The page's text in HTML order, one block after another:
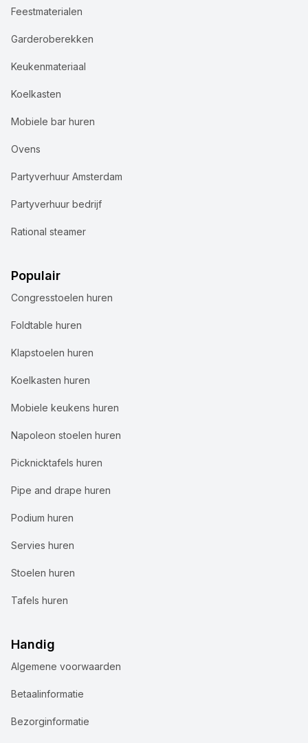
Feestmaterialen
Garderoberekken
Keukenmateriaal
Koelkasten
Mobiele bar huren
Ovens
Partyverhuur Amsterdam
Partyverhuur bedrijf
Rational steamer
Populair
Congresstoelen huren
Foldtable huren
Klapstoelen huren
Koelkasten huren
Mobiele keukens huren
Napoleon stoelen huren
Picknicktafels huren
Pipe and drape huren
Podium huren
Servies huren
Stoelen huren
Tafels huren
Handig
Algemene voorwaarden
Betaalinformatie
Bezorginformatie
Wij gebruiken cookies
Bij Accuraat Verhuur maken we gebruik van cookies en